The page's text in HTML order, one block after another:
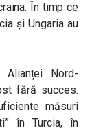
În timp ce
și Ungaria au
Nord-
fără succes.
măsuri
în Turcia, în